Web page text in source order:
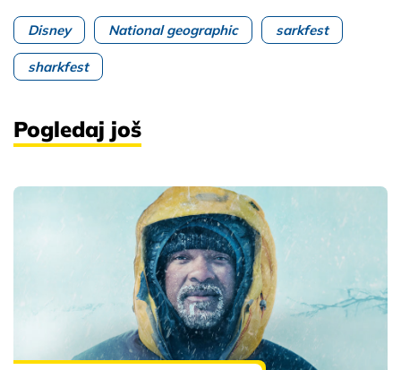
Disney National geographic sarkfest
sharkfest
Pogledaj još